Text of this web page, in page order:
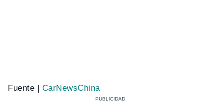
Fuente | CarNewsChina